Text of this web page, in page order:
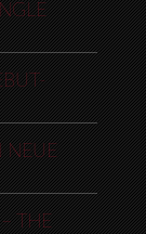
NEUE
THE